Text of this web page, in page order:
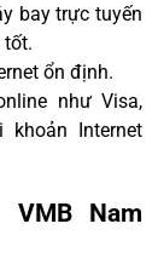
bay trực tuyến
tốt.
ổn định.
như Visa,
Internet
Nam